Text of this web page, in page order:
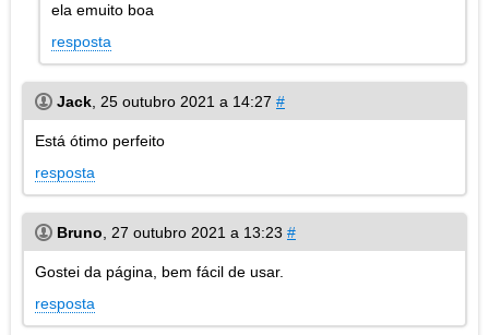
ela emuito boa
resposta
Jack 25 outubro 2021 a 14:27 #
Está ótimo perfeito
resposta
Bruno 27 outubro 2021 a 13:23 #
Gostei da página, bem fácil de usar.
resposta